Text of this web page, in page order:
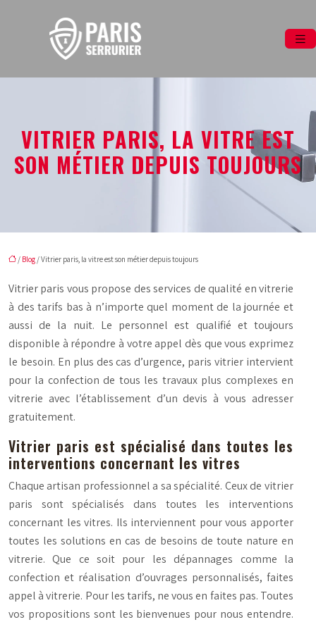
VITRIER PARIS, LA VITRE EST
SON MÉTIER DEPUIS TOUJOURS
/ Blog / Vitrier paris, la vitre est son métier depuis toujours
Vitrier paris vous propose des services de qualité en vitrerie
à des tarifs bas à n’importe quel moment de la journée et
aussi de la nuit. Le personnel est qualifié et toujours
disponible à répondre à votre appel dès que vous exprimez
le besoin. En plus des cas d’urgence, paris vitrier intervient
pour la confection de tous les travaux plus complexes en
vitrerie avec l’établissement d’un devis à vous adresser
gratuitement.
Vitrier paris est spécialisé dans toutes les
interventions concernant les vitres
Chaque artisan professionnel a sa spécialité. Ceux de vitrier
paris sont spécialisés dans toutes les interventions
concernant les vitres. Ils interviennent pour vous apporter
toutes les solutions en cas de besoins de toute nature en
vitrerie. Que ce soit pour les dépannages comme la
confection et réalisation d’ouvrages personnalisés, faites
appel à vitrerie. Pour les tarifs, ne vous en faites pas. Toutes
vos propositions sont les bienvenues pour nous entendre.